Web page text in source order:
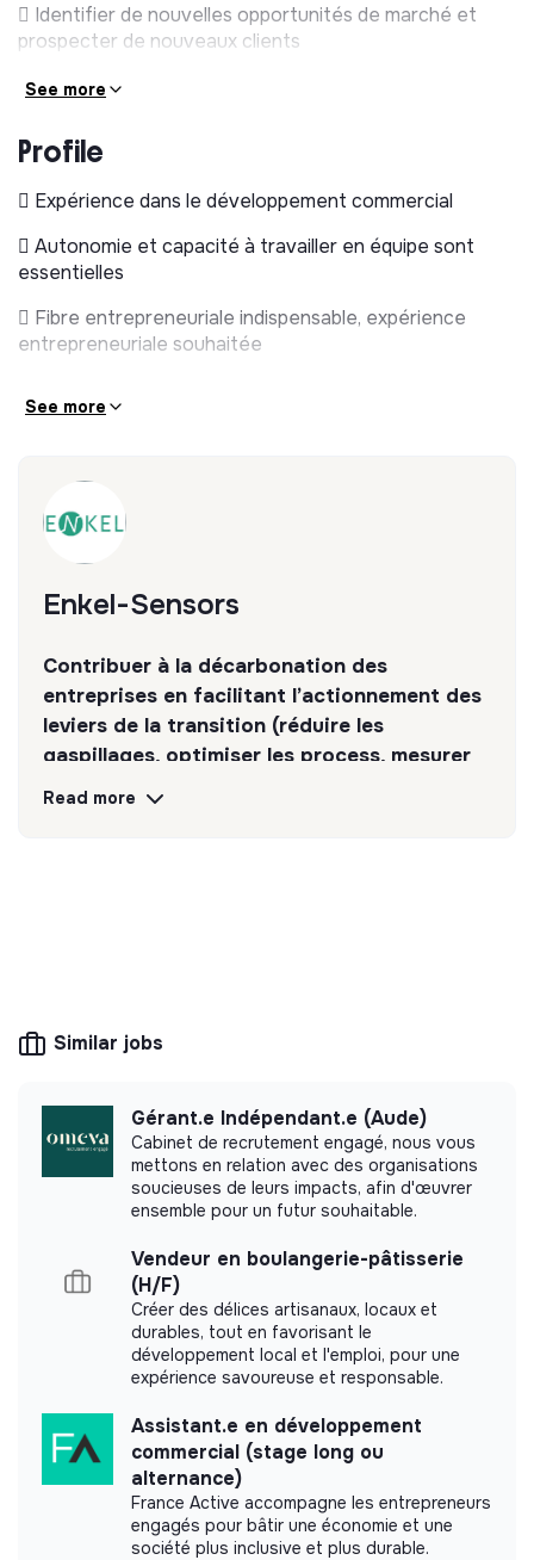
 Identifier de nouvelles opportunités de marché et
prospecter de nouveaux clients
 Collaborer avec l’équipe de direction pour optimiser
 Suivre et analyser les performances commerciales
gestion d’une équipe, avec des perspectives
temps puis d’une équipe commerciale
See more
Profile
 Expérience dans le développement commercial
 Autonomie et capacité à travailler en équipe sont
essentielles
 Fibre entrepreneuriale indispensable, expérience
entrepreneuriale souhaitée
See more
Enkel-Sensors
Contribuer à la décarbonation des
entreprises en facilitant l’actionnement des
leviers de la transition (réduire les
gaspillages, optimiser les process, mesurer
les gains ou détecter des dérives…).
CSR consulting, training, raising awareness of
More information
Company
< 15 persons
Energy
Impact study
Enkel-Sensors did not yet communicate its impact
measurement.
Read more
Similar jobs
Gérant.e Indépendant.e (Aude)
Cabinet de recrutement engagé, nous vous
mettons en relation avec des organisations
soucieuses de leurs impacts, afin d'œuvrer
ensemble pour un futur souhaitable.
Vendeur en boulangerie-pâtisserie
(H/F)
Créer des délices artisanaux, locaux et
durables, tout en favorisant le
développement local et l'emploi, pour une
expérience savoureuse et responsable.
Assistant.e en développement
commercial (stage long ou
alternance)
France Active accompagne les entrepreneurs
engagés pour bâtir une économie et une
société plus inclusive et plus durable.